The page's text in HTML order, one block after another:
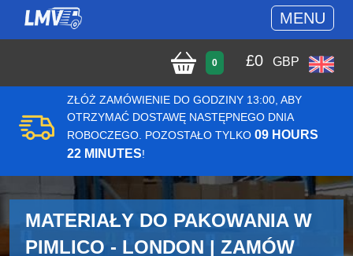
MENU
0 £0 GBP
ZŁÓŻ ZAMÓWIENIE DO GODZINY 13:00, ABY
OTRZYMAĆ DOSTAWĘ NASTĘPNEGO DNIA
ROBOCZEGO. POZOSTAŁO TYLKO 09 HOURS
22 MINUTES!
MATERIAŁY DO PAKOWANIA W
PIMLICO - LONDON | ZAMÓW